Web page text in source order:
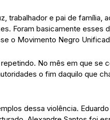
trabalhador e pai de família,
Foram basicamente esses
o Movimento Negro
No mês em que se
o fim daquilo que
dessa violência.